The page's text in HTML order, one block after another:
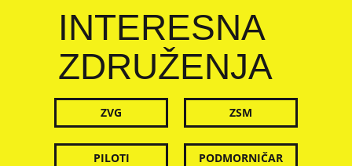
INTERESNA
ZDRUŽENJA
ZVG ZSM
PILOTI PODMORNIČAR